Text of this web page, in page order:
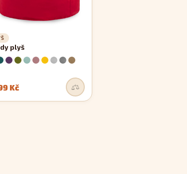
plyš
Kč